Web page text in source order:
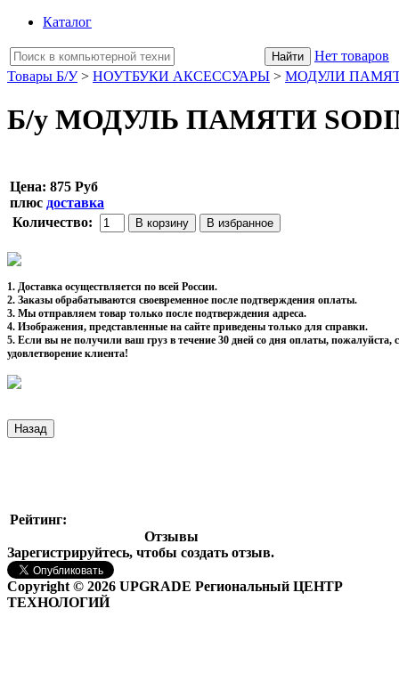
Каталог
Нет товаров
Товары Б/У> НОУТБУКИ АКСЕССУАРЫ > МОДУЛИ
Б/у МОДУЛЬ ПАМЯТИ
Цена: 875 Руб
плюс доставка
Количество:
1. Доставка осуществляется по всей России.
2. Заказы обрабатываются своевременное после подтверждения оплаты.
3. Мы отправляем товар только после подтверждения адреса.
4. Изображения, представленные на сайте приведены только для справки.
5. Если вы не получили ваш груз в течение 30 дней со дня оплаты,
удовлетворение клиента!
Рейтинг:
Отзывы
Зарегистрируйтесь, чтобы создать отзыв.
Copyright © 2026 UPGRADE Региональный ЦЕНТР
ТЕХНОЛОГИЙ